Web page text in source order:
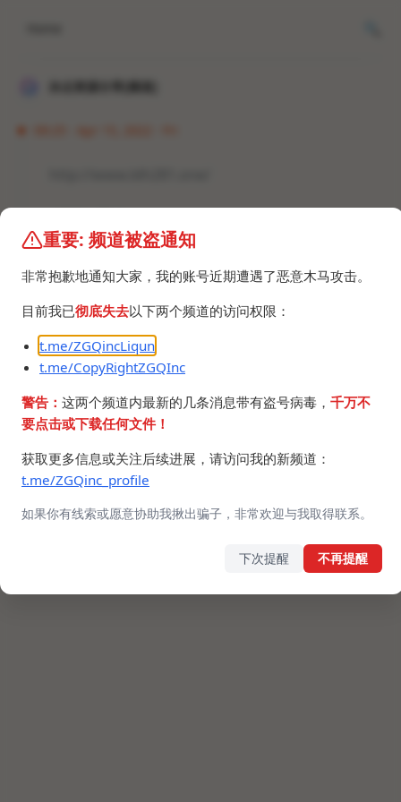
©2024 ZGQ Inc.All rights reserved
重要: 频道被盗通知
非常抱歉地通知大家，我的账号近期遭遇了恶意木马攻击。
目前我已彻底失去以下两个频道的访问权限：
t.me/ZGQincLiqun
t.me/CopyRightZGQInc
警告： 这两个频道内最新的几条消息带有盗号病毒， 千万不
要点击或下载任何文件！
获取更多信息或关注后续进展，请访问我的新频道：
t.me/ZGQinc_profile
如果你有线索或愿意协助我揪出骗子，非常欢迎与我取得联系。
下次提醒 不再提醒